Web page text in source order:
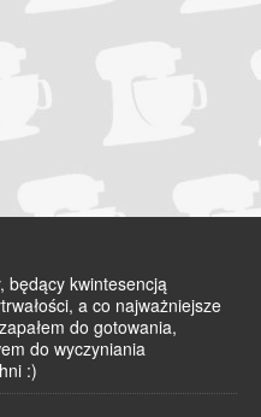
będący kwintesencją
a co najważniejsze
do gotowania,
do wyczyniania
:)